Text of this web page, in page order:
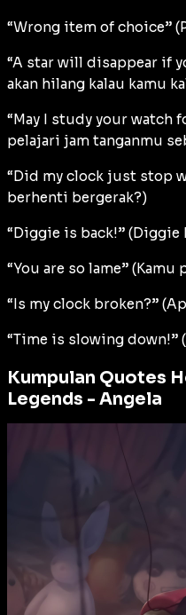
“Wrong item of choice”
“A star will disappear if
akan hilang kalau kamu
“May I study your watch
pelajari jam tanganmu
“Did my clock just stop
berhenti bergerak?)
“Diggie is back!” (Diggie
“You are so lame” (Kamu
“Is my clock broken?”
“Time is slowing down!”
Kumpulan Quotes
Legends - Angela